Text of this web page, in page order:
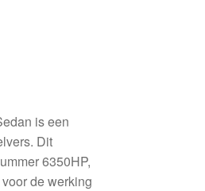
is een
Dit
6350HP,
de werking